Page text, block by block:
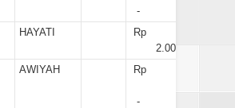
-
HAYATI
Rp
2.000
AWIYAH Rp
-